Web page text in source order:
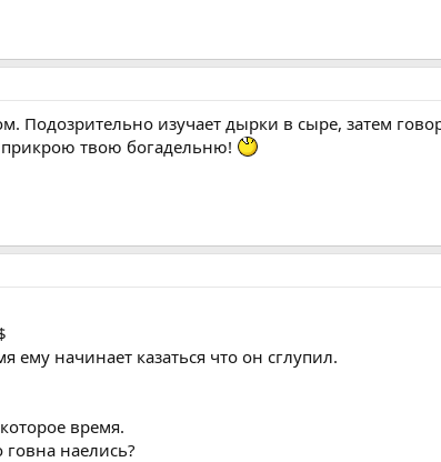
Подозpительно изучает дыpки в сыpе, затем
пpикpою твою богадельню!
ему начинает казаться что он сглупил.
время.
говна наелись?